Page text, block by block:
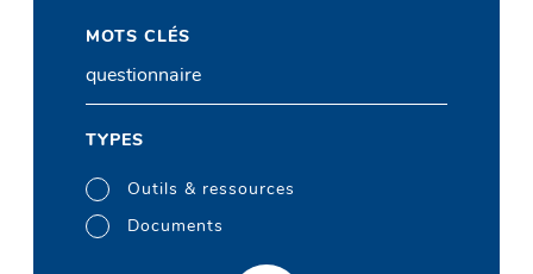
MOTS CLÉS
TYPES
Outils & ressources
Documents